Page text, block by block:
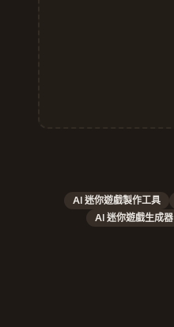
AI 迷你遊戲製作工具
AI 迷你遊戲生成器